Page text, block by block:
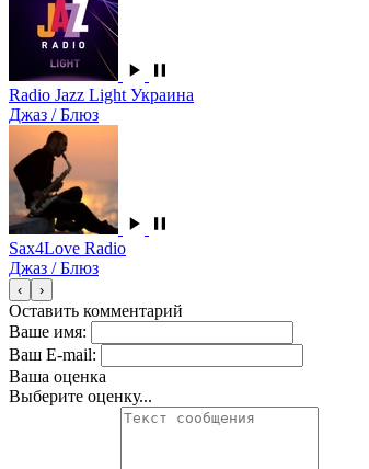
Radio Jazz Light Украина
Джаз / Блюз
Sax4Love Radio
Джаз / Блюз
‹ ›
Оставить комментарий
Ваше имя:
Ваш E-mail:
Ваша оценка
Выберите оценку...